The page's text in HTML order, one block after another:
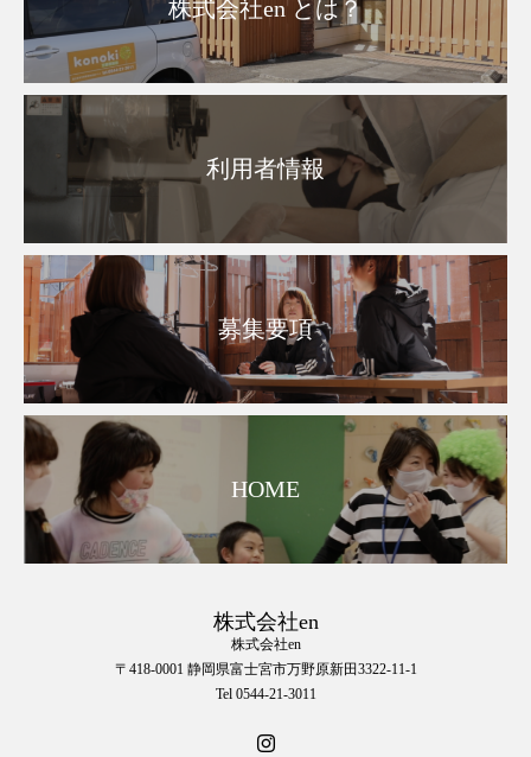
株式会社en とは？
利用者情報
募集要項
HOME
株式会社en
株式会社en
〒418-0001 静岡県富士宮市万野原新田3322-11-1
Tel 0544-21-3011